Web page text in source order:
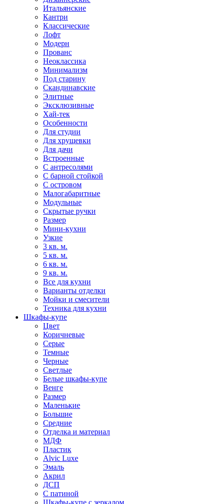
Итальянские
Кантри
Классические
Лофт
Модерн
Прованс
Неоклассика
Минимализм
Под старину
Скандинавские
Элитные
Эксклюзивные
Хай-тек
Особенности
Для студии
Для хрущевки
Для дачи
Встроенные
С антресолями
С барной стойкой
С островом
Малогабаритные
Модульные
Скрытые ручки
Размер
Мини-кухни
Узкие
3 кв. м.
5 кв. м.
6 кв. м.
9 кв. м.
Все для кухни
Варианты отделки
Мойки и смесители
Техника для кухни
Шкафы-купе
Цвет
Коричневые
Серые
Темные
Черные
Светлые
Белые шкафы-купе
Венге
Размер
Маленькие
Большие
Средние
Отделка и материал
МДФ
Пластик
Alvic Luxe
Эмаль
Акрил
ДСП
С патиной
Шкафы-купе с зеркалом